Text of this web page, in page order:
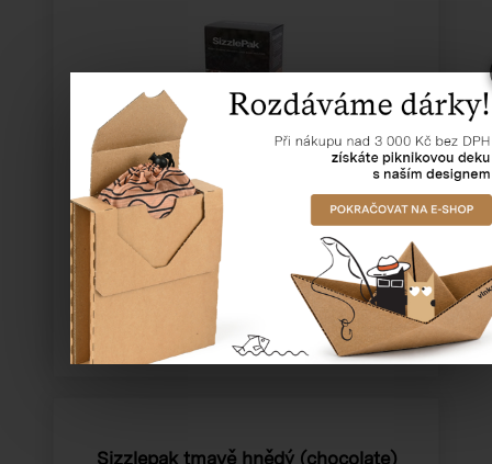
Katalogové číslo: 93210
Cena od
448,91 Kč
Sizzlepak tmavě hnědý (chocolate)